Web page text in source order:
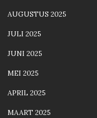
AUGUSTUS 2025
JULI 2025
JUNI 2025
MEI 2025
APRIL 2025
MAART 2025